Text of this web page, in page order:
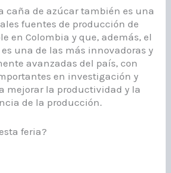
caña de azúcar también es una
fuentes de producción de
en Colombia y que, además, el
una de las más innovadoras y
avanzadas del país, con
en investigación y
mejorar la productividad y la
de la producción.
feria?